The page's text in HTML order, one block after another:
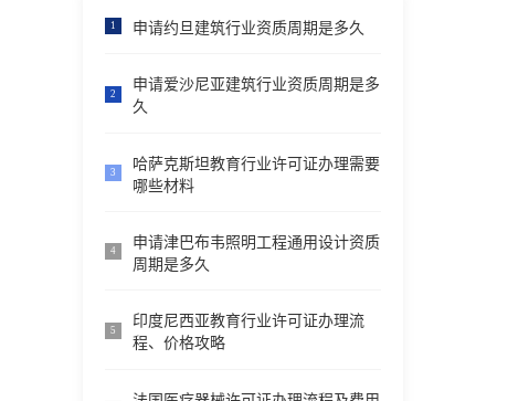
1 申请约旦建筑行业资质周期是多久
2
申请爱沙尼亚建筑行业资质周期是多
久
3
哈萨克斯坦教育行业许可证办理需要
哪些材料
4
申请津巴布韦照明工程通用设计资质
周期是多久
5
印度尼西亚教育行业许可证办理流
程、价格攻略